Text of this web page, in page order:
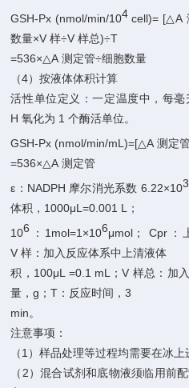
GSH-Px (nmol/min/104 cell)= [△A
数量×V 样÷V 样总)÷T
=536×△A 测定管÷细胞数量
（4）按液体体积计算
活性单位定义：一定温度中，每
H 氧化为 1 个酶活单位。
GSH-Px (nmol/min/mL)=[△A 测定
=536×△A 测定管
ε ： NADPH 摩尔消光系数 6.22×103
体积， 1000μL=0.001 L ；
106 ： 1mol=1×106μmol ； Cpr ：
V 样：加入反应体系中上清液体
积， 100μL =0.1 mL ；V 样总：加
量，g ；T ：反应时间，3
min。
注意事项：
（ 1 ）样品处理等过程均需要在冰上
（ 2 ）混合试剂和底物液须临用前